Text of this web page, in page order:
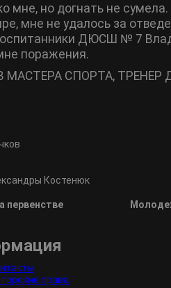
мне, но догнать не
мне не удалось за
ДЮСШ № 7
поражения.
МАСТЕРА СПОРТА,
Костенюк
первенстве
права